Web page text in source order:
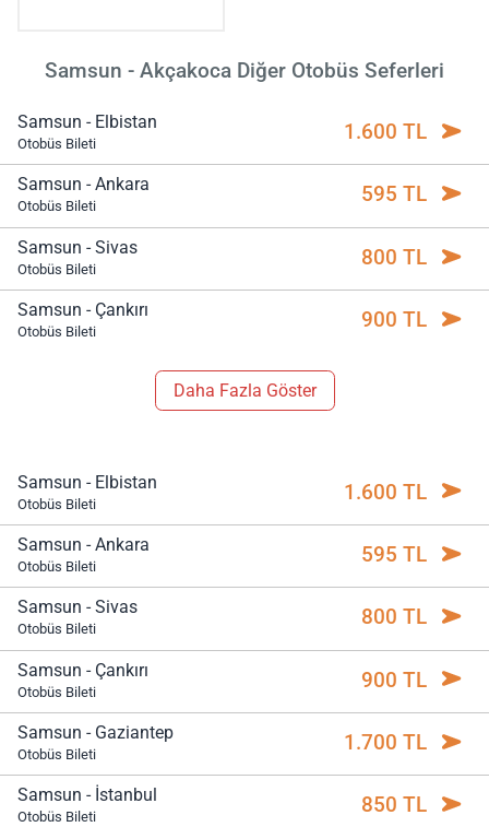
Samsun - Akçakoca Diğer Otobüs Seferleri
Samsun - Elbistan
Otobüs Bileti 1.600 TL
Samsun - Ankara
Otobüs Bileti 595 TL
Samsun - Sivas
Otobüs Bileti 800 TL
Samsun - Çankırı
Otobüs Bileti 900 TL
Daha Fazla Göster
Samsun - Elbistan
Otobüs Bileti 1.600 TL
Samsun - Ankara
Otobüs Bileti 595 TL
Samsun - Sivas
Otobüs Bileti 800 TL
Samsun - Çankırı
Otobüs Bileti 900 TL
Samsun - Gaziantep
Otobüs Bileti 1.700 TL
Samsun - İstanbul
Otobüs Bileti 850 TL